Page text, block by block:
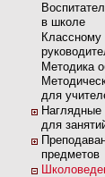
в школе
Классному
Методика
для
Наглядные
для
предметов